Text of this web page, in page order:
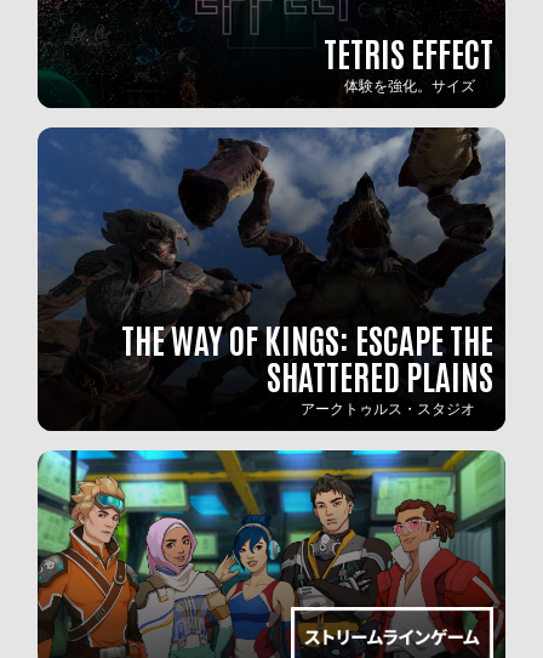
TETRIS EFFECT
体験を強化。サイズ
THE WAY OF KINGS: ESCAPE THE
SHATTERED PLAINS
アークトゥルス・スタジオ